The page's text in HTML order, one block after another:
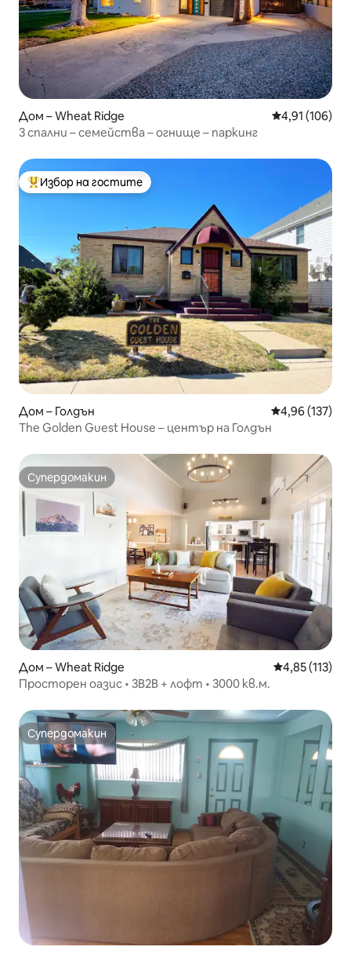
Дом – Wheat Ridge Средна
4,91 (106)
3 спални – семейства – огнище – паркинг
Най-популярен избор на гостите
Избор на гостите
Дом – Голдън Средна
4,96 (137)
The Golden Guest House – център на Голдън
Супердомакин
Супердомакин
Дом – Wheat Ridge Средна
4,85 (113)
Просторен оазис • 3B2B + лофт • 3000 кв.м.
Супердомакин
Супердомакин